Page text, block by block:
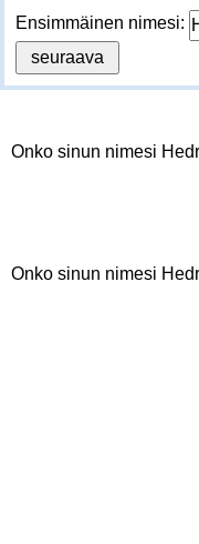
Ensimmäinen nimesi:
Onko sinun nimesi
Onko sinun nimesi